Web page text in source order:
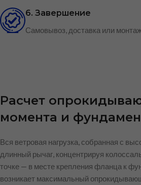
6. Завершение
Самовывоз, доставка или
Расчет
момента и
Вся ветровая нагрузка, собранная с
длинный рычаг, концентрируя
точке — в месте крепления фланца к
возникает максимальный